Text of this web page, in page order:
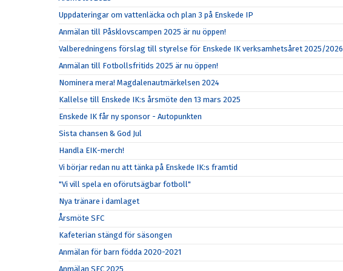
Uppdateringar om vattenläcka och plan 3 på Enskede IP
Anmälan till Påsklovscampen 2025 är nu öppen!
Valberedningens förslag till styrelse för Enskede IK verksamhetsåret 2025/2026
Anmälan till Fotbollsfritids 2025 är nu öppen!
Nominera mera! Magdalenautmärkelsen 2024
Kallelse till Enskede IK:s årsmöte den 13 mars 2025
Enskede IK får ny sponsor - Autopunkten
Sista chansen & God Jul
Handla EIK-merch!
Vi börjar redan nu att tänka på Enskede IK:s framtid
"Vi vill spela en oförutsägbar fotboll"
Nya tränare i damlaget
Årsmöte SFC
Kafeterian stängd för säsongen
Anmälan för barn födda 2020-2021
Anmälan SFC 2025